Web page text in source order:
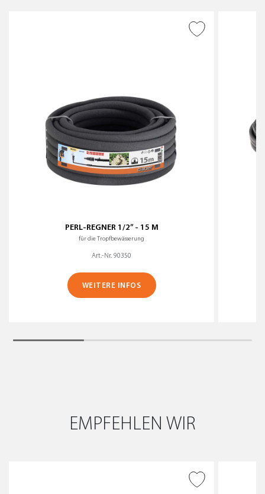
PERL-REGNER 1/2” - 15 M
für die Tropfbewässerung
Art.-Nr. 90350
WEITERE INFOS
EMPFEHLEN WIR